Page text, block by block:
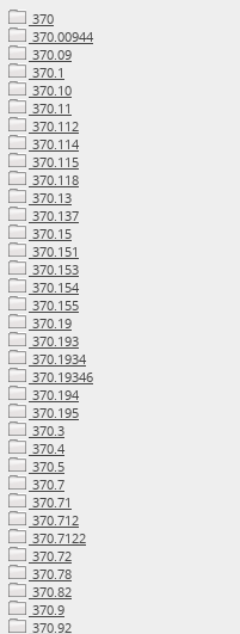
370
370.00944
370.09
370.1
370.10
370.11
370.112
370.114
370.115
370.118
370.13
370.137
370.15
370.151
370.153
370.154
370.155
370.19
370.193
370.1934
370.19346
370.194
370.195
370.3
370.4
370.5
370.7
370.71
370.712
370.7122
370.72
370.78
370.82
370.9
370.92